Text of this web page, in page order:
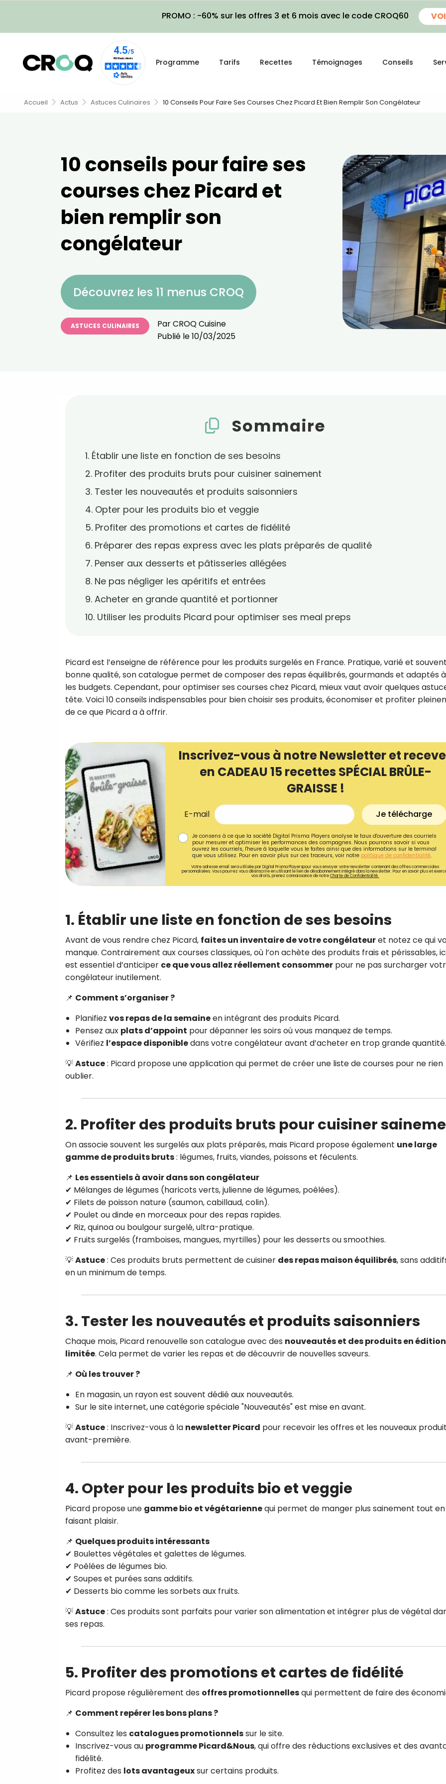
PROMO : -60% sur les offres 3 et 6 mois avec le code CROQ60
Programme Tarifs Recettes Témoignages Conseils
Accueil Actus Astuces Culinaires 10 Conseils Pour Faire Ses Courses Chez Picard Et Bien Remplir Son Congélateur
10 conseils pour faire ses
courses chez Picard et
bien remplir son
congélateur
Découvrez les 11 menus CROQ
ASTUCES CULINAIRES ParCROQ Cuisine
Publié le10/03/2025
Sommaire
1. Établir une liste en fonction de ses besoins
2. Profiter des produits bruts pour cuisiner sainement
3. Tester les nouveautés et produits saisonniers
4. Opter pour les produits bio et veggie
5. Profiter des promotions et cartes de fidélité
6. Préparer des repas express avec les plats préparés de qualité
7. Penser aux desserts et pâtisseries allégées
8. Ne pas négliger les apéritifs et entrées
9. Acheter en grande quantité et portionner
10. Utiliser les produits Picard pour optimiser ses meal preps
Picard est l’enseigne de référence pour les produits surgelés en France. Pratique, varié et
bonne qualité, son catalogue permet de composer des repas équilibrés, gourmands et adaptés
les budgets. Cependant, pour optimiser ses courses chez Picard, mieux vaut avoir quelques
tête. Voici 10 conseils indispensables pour bien choisir ses produits, économiser et profiter
de ce que Picard a à offrir.
Inscrivez-vous à notre Newsletter et
en CADEAU 15 recettes SPÉCIAL BRÛLE-
GRAISSE !
E-mail Je télécharge
Je consens à ce que la société Digital Prisma Players analyse le taux d'ouverture des courriels
pour mesurer et optimiser les performances des campagnes. Nous pourrons savoir si vous
ouvrez les courriels, l'heure à laquelle vous le faites ainsi que des informations sur le terminal
que vous utilisez. Pour en savoir plus sur ces traceurs, voir notre politique de confidentialité.
Votre adresse email sera utilisée par Digital Prisma Playerspour vous envoyer votre newsletter contenant des offres commerciales
personnalisées. Vous pourrez vous désinscrire en utilisant le lien de désabonnement intégré dans la newsletter. Pour en savoir plus et
vos droits, prenez connaissance de notreCharte de Confidentialité.
1. Établir une liste en fonction de ses besoins
Avant de vous rendre chez Picard, faites un inventaire de votre congélateuret notez ce qui
manque. Contrairement aux courses classiques, où l’on achète des produits frais et périssables,
est essentiel d’anticiper ce que vous allez réellement consommer pour ne pas surcharger
congélateur inutilement.
📌 Comment s’organiser ?
Planifiez vos repas de la semaineen intégrant des produits Picard.
Pensez aux plats d’appoint pour dépanner les soirs où vous manquez de temps.
Vérifiez l’espace disponibledans votre congélateur avant d’acheter en trop grande quantité.
💡Astuce: Picard propose une application qui permet de créer une liste de courses pour ne rien
oublier.
2. Profiter des produits bruts pour cuisiner
On associe souvent les surgelés aux plats préparés, mais Picard propose également une large
gamme de produits bruts: légumes, fruits, viandes, poissons et féculents.
📌 Les essentiels à avoir dans son congélateur
✔ Mélanges de légumes (haricots verts, julienne de légumes, poêlées).
✔ Filets de poisson nature (saumon, cabillaud, colin).
✔ Poulet ou dinde en morceaux pour des repas rapides.
✔ Riz, quinoa ou boulgour surgelé, ultra-pratique.
✔ Fruits surgelés (framboises, mangues, myrtilles) pour les desserts ou smoothies.
💡Astuce: Ces produits bruts permettent de cuisiner des repas maison équilibrés, sans
en un minimum de temps.
3. Tester les nouveautés et produits saisonniers
Chaque mois, Picard renouvelle son catalogue avec des nouveautés et des produits en édition
limitée. Cela permet de varier les repas et de découvrir de nouvelles saveurs.
📌 Où les trouver ?
En magasin, un rayon est souvent dédié aux nouveautés.
Sur le site internet, une catégorie spéciale "Nouveautés" est mise en avant.
💡Astuce: Inscrivez-vous à la newsletter Picard pour recevoir les offres et les nouveaux
avant-première.
4. Opter pour les produits bio et veggie
Picard propose une gamme bio et végétariennequi permet de manger plus sainement tout
faisant plaisir.
📌 Quelques produits intéressants
✔ Boulettes végétales et galettes de légumes.
✔ Poêlées de légumes bio.
✔ Soupes et purées sans additifs.
✔ Desserts bio comme les sorbets aux fruits.
💡Astuce: Ces produits sont parfaits pour varier son alimentation et intégrer plus de végétal
ses repas.
5. Profiter des promotions et cartes de fidélité
Picard propose régulièrement des offres promotionnellesqui permettent de faire des
📌 Comment repérer les bons plans ?
Consultez les catalogues promotionnelssur le site.
Inscrivez-vous au programme Picard&Nous, qui offre des réductions exclusives et des
fidélité.
Profitez des lots avantageuxsur certains produits.
Recevez
recettes inédites de
!
Ainsi que la newsletter
Je consens à ce que la société
Prisma Players analyse le taux
des courriels pour mesurer et
voir notre
Je reçois mon cadeau !
Votre adresse email sera utilisée par Digital Prisma